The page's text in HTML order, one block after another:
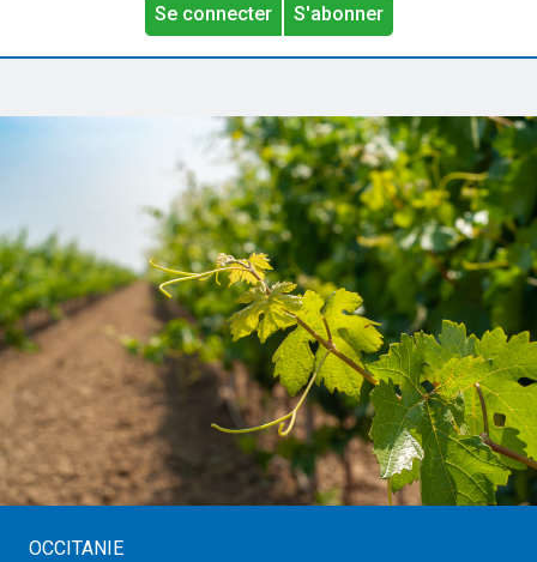
Se connecter S'abonner
OCCITANIE